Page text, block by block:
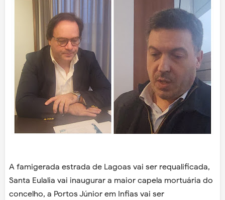
A famigerada estrada de Lagoas vai ser requalificada,
Santa Eulalia vai inaugurar a maior capela mortuária do
concelho, a Portos Júnior em Infias vai ser